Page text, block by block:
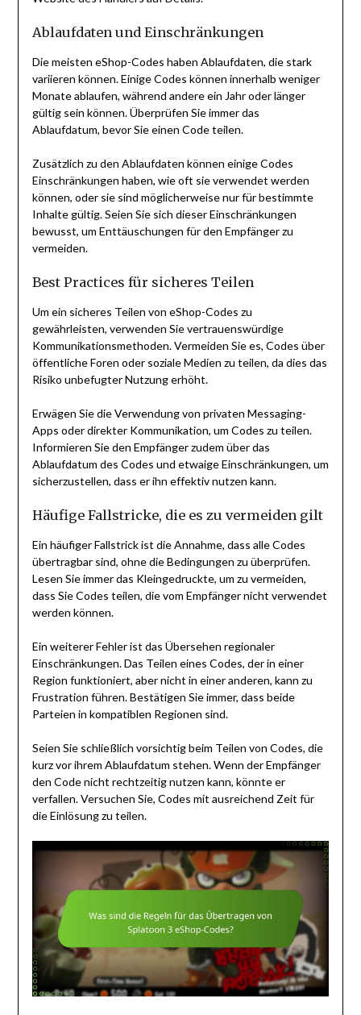
Ablaufdaten und Einschränkungen
Die meisten eShop-Codes haben Ablaufdaten, die stark
variieren können. Einige Codes können innerhalb weniger
Monate ablaufen, während andere ein Jahr oder länger
gültig sein können. Überprüfen Sie immer das
Ablaufdatum, bevor Sie einen Code teilen.
Zusätzlich zu den Ablaufdaten können einige Codes
Einschränkungen haben, wie oft sie verwendet werden
können, oder sie sind möglicherweise nur für bestimmte
Inhalte gültig. Seien Sie sich dieser Einschränkungen
bewusst, um Enttäuschungen für den Empfänger zu
vermeiden.
Best Practices für sicheres Teilen
Um ein sicheres Teilen von eShop-Codes zu
gewährleisten, verwenden Sie vertrauenswürdige
Kommunikationsmethoden. Vermeiden Sie es, Codes über
öffentliche Foren oder soziale Medien zu teilen, da dies das
Risiko unbefugter Nutzung erhöht.
Erwägen Sie die Verwendung von privaten Messaging-
Apps oder direkter Kommunikation, um Codes zu teilen.
Informieren Sie den Empfänger zudem über das
Ablaufdatum des Codes und etwaige Einschränkungen, um
sicherzustellen, dass er ihn effektiv nutzen kann.
Häufige Fallstricke, die es zu vermeiden gilt
Ein häufiger Fallstrick ist die Annahme, dass alle Codes
übertragbar sind, ohne die Bedingungen zu überprüfen.
Lesen Sie immer das Kleingedruckte, um zu vermeiden,
dass Sie Codes teilen, die vom Empfänger nicht verwendet
werden können.
Ein weiterer Fehler ist das Übersehen regionaler
Einschränkungen. Das Teilen eines Codes, der in einer
Region funktioniert, aber nicht in einer anderen, kann zu
Frustration führen. Bestätigen Sie immer, dass beide
Parteien in kompatiblen Regionen sind.
Seien Sie schließlich vorsichtig beim Teilen von Codes, die
kurz vor ihrem Ablaufdatum stehen. Wenn der Empfänger
den Code nicht rechtzeitig nutzen kann, könnte er
verfallen. Versuchen Sie, Codes mit ausreichend Zeit für
die Einlösung zu teilen.